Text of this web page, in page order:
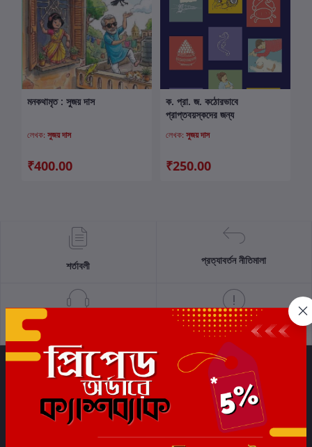
কার্টে যোগ করুন
মনকথামৃত : সুজয় দাস
লেখক: সুজয় দাস
₹400.00
কার্টে যোগ করুন
ক. প্রা. জ. কঠোরভাবে
প্রাপ্তবয়স্কদের জন্য
লেখক: সুজয় দাস
₹250.00
শর্তাবলী প্রত্যাবর্তন নীতিমালা
গোপনীয়তা নীতি
সাবস্ক্রাইব